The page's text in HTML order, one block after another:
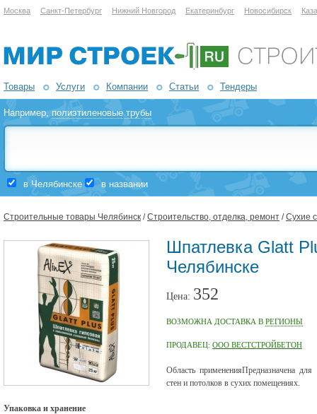
Москва Санкт-Петербург Нижний Новгород Екатеринбург Новосибирск
Товары Услуги Компании Статьи Тендеры
Например,полиэтиленовые трубы
в Челябинске в названии
Строительные товары Челябинск /Строительство, отделка, ремонт /Сухие
Шпатлевка Glatt
Челябинске
Цена: 352
ВОЗМОЖНА ДОСТАВКА В РЕГИОНЫ
ПРОДАВЕЦ: ООО ВЕСТСТРОЙБЕТОН
Область примененияПредназначена
стен и потолков в сухих помещениях.
Упаковка и хранение